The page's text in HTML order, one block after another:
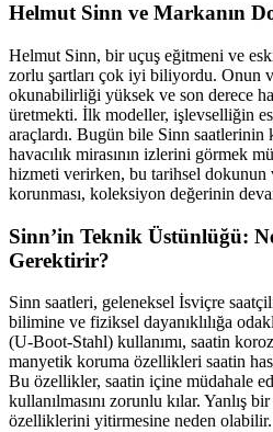
Helmut Sinn ve Markanın
Helmut Sinn, bir uçuş eğitmeni ve
zorlu şartları çok iyi biliyordu. Onun
okunabilirliği yüksek ve son derece
üretmekti. İlk modeller, işlevselliğin
araçlardı. Bugün bile Sinn saatlerinin
havacılık mirasının izlerini görmek
hizmeti verirken, bu tarihsel
korunması, koleksiyon değerinin
Sinn’in Teknik Üstünlüğü:
Gerektirir?
Sinn saatleri, geleneksel İsviçre
bilimine ve fiziksel dayanıklılığa
(U-Boot-Stahl) kullanımı, saatin
manyetik koruma özellikleri saatin
Bu özellikler, saatin içine müdahale
kullanılmasını zorunlu kılar. Yanlış
özelliklerini yitirmesine neden olabilir.